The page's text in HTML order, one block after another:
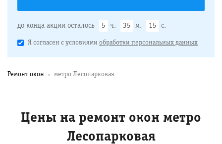
до конца акции осталось 5 ч. 35 м. 14 с.
Я согласен с условиями обработки персональных данных
Ремонт окон метро Лесопарковая
Цены на ремонт окон метро
Лесопарковая